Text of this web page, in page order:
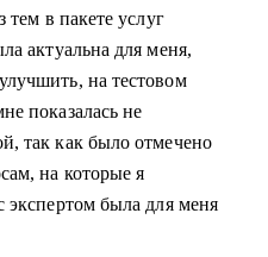
тем в пакете услуг
актуальна для меня,
на тестовом
показалась не
так как было отмечено
на которые я
экспертом была для меня